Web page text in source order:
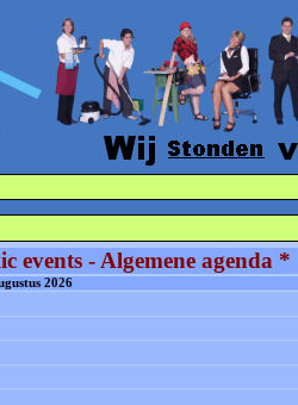
events - Algemene agenda *
2026